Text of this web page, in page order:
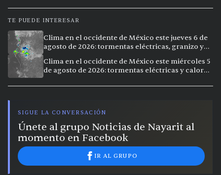
TE PUEDE INTERESAR
Clima en el occidente de México este jueves 6 de
agosto de 2026: tormentas eléctricas, granizo y
Clima en el occidente de México este miércoles 5
de agosto de 2026: tormentas eléctricas y calor
SIGUE LA CONVERSACIÓN
Únete al grupo Noticias de Nayarit al
momento en Facebook
IR AL GRUPO